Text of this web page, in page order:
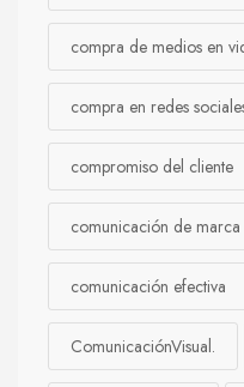
compra de medios en
compra en redes
compromiso del cliente
comunicación de marca
comunicación efectiva
ComunicaciónVisual.